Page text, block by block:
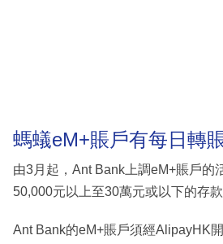
螞蟻eM+賬戶有每日轉
由3月起，Ant Bank上調eM+賬戶的
50,000元以上至30萬元或以下的存
Ant Bank的eM+賬戶須經AlipayHK